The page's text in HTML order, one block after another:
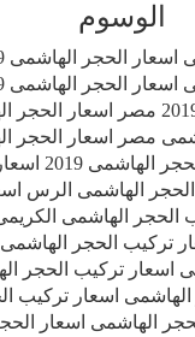
الوسوم
مصر اسعار
الهاشمى الرس
الحجر الهاشمى
تركيب الحجر الهاشمى
اسعار تركيب الحجر
الهاشمى اسعار تركيب